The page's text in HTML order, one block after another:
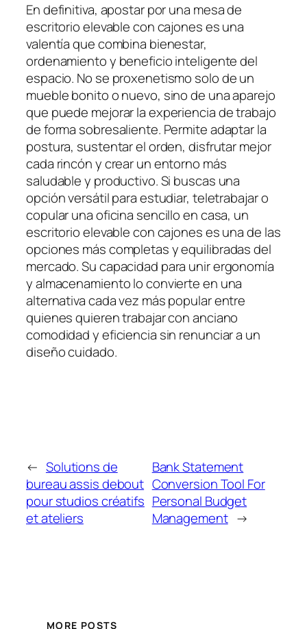
En definitiva, apostar por una mesa de
escritorio elevable con cajones es una
valentía que combina bienestar,
ordenamiento y beneficio inteligente del
espacio. No se proxenetismo solo de un
mueble bonito o nuevo, sino de una aparejo
que puede mejorar la experiencia de trabajo
de forma sobresaliente. Permite adaptar la
postura, sustentar el orden, disfrutar mejor
cada rincón y crear un entorno más
saludable y productivo. Si buscas una
opción versátil para estudiar, teletrabajar o
copular una oficina sencillo en casa, un
escritorio elevable con cajones es una de las
opciones más completas y equilibradas del
mercado. Su capacidad para unir ergonomía
y almacenamiento lo convierte en una
alternativa cada vez más popular entre
quienes quieren trabajar con anciano
comodidad y eficiencia sin renunciar a un
diseño cuidado.
← Solutions de
bureau assis debout
pour studios créatifs
et ateliers
Bank Statement
Conversion Tool For
Personal Budget
Management →
MORE POSTS